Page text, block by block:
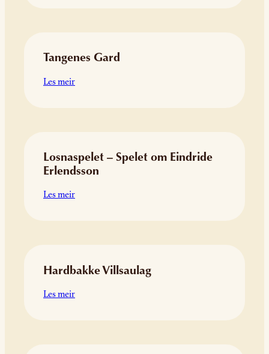
Tangenes Gard
Les meir:
Losnaspelet – Spelet om Eindride
Erlendsson
Les meir:
Erlendsson
Hardbakke Villsaulag
Les meir: